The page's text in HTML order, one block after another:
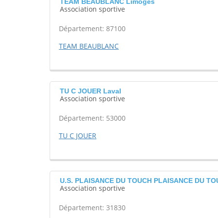
Association sportive
Département: 87100
TEAM BEAUBLANC
TU C JOUER Laval
Association sportive
Département: 53000
TU C JOUER
U.S. PLAISANCE DU TOUCH PLAISANCE DU
Association sportive
Département: 31830